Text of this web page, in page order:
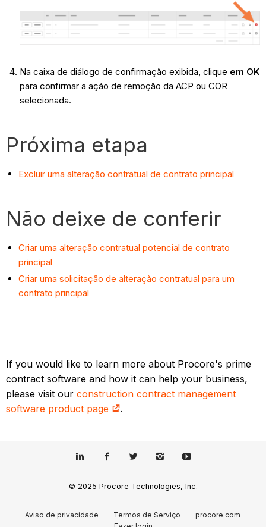
Na caixa de diálogo de confirmação exibida, clique em OK
para confirmar a ação de remoção da ACP ou COR
selecionada.
Próxima etapa
Excluir uma alteração contratual de contrato principal
Não deixe de conferir
Criar uma alteração contratual potencial de contrato
principal
Criar uma solicitação de alteração contratual para um
contrato principal
If you would like to learn more about Procore's prime
contract software and how it can help your business,
please visit ourconstruction contract management
software product page
.
© 2025 Procore Technologies, Inc.
Aviso de privacidade Termos de Serviço
procore.com